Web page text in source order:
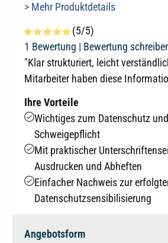
> Mehr Produktdetails
Durchschnittliche Bewertung von 5 von 5
(5/5)
1 Bewertung | Bewertung
"Klar strukturiert, leicht
Mitarbeiter haben diese
Ihre Vorteile
Wichtiges zum Datenschutz
Schweigepflicht
Mit praktischer
Ausdrucken und Abheften
Einfacher Nachweis zur
Datenschutzsensibilisierung
Angebotsform